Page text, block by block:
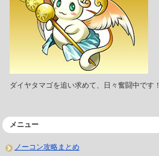
ダイヤタマゴを追い求めて、日々奮闘中です！
メニュー
ノーコン攻略まとめ